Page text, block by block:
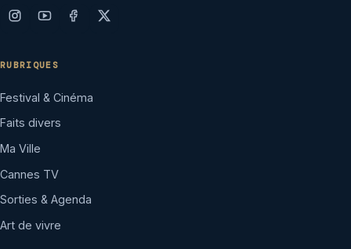
RUBRIQUES
Festival & Cinéma
Faits divers
Ma Ville
Cannes TV
Sorties & Agenda
Art de vivre